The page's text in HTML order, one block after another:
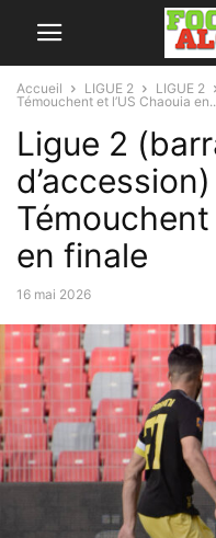
Accueil LIGUE 2 LIGUE 2
Témouchent et l’US Chaouia
Ligue 2
Témouchent
en finale
16 mai 2026